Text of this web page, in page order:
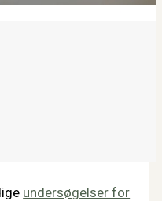
undersøgelser for